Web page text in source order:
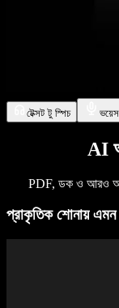
টেক্সট টু স্পিচ ভয়েস
AI
PDF, ডক ও আরও
প্রাকৃতিক শোনায়